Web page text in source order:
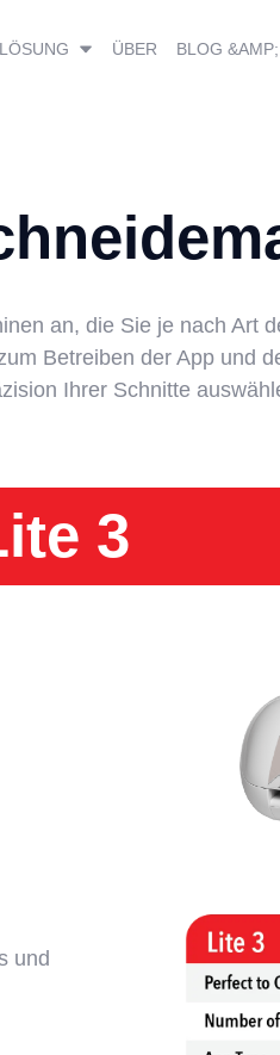
ÜBER BLOG
an, die Sie je nach Art
Betreiben der App und
Ihrer Schnitte
3
und